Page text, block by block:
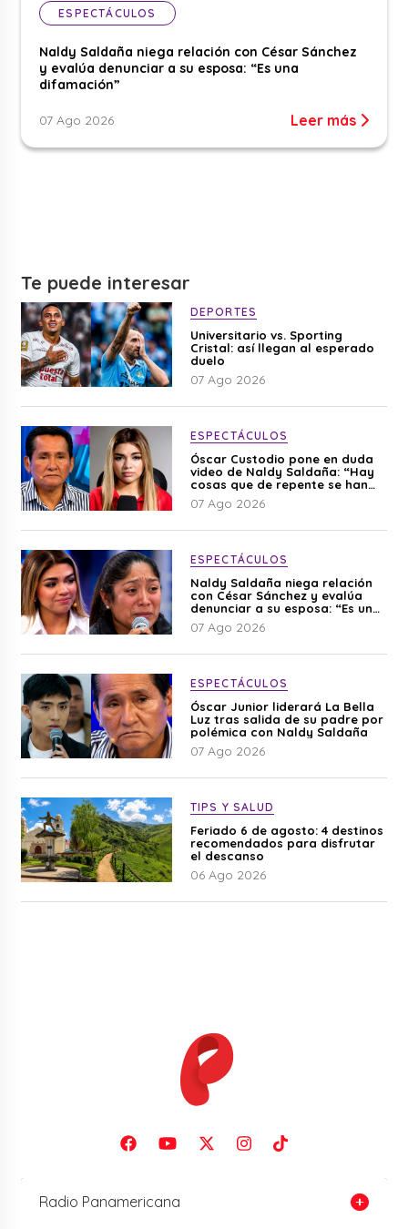
ESPECTÁCULOS
Naldy Saldaña niega relación con César Sánchez
y evalúa denunciar a su esposa: “Es una
difamación”
07 Ago 2026 Leer más
Te puede interesar
DEPORTES
Universitario vs. Sporting
Cristal: así llegan al esperado
duelo
07 Ago 2026
ESPECTÁCULOS
Óscar Custodio pone en duda
video de Naldy Saldaña: “Hay
cosas que de repente se han
editado”
07 Ago 2026
ESPECTÁCULOS
Naldy Saldaña niega relación
con César Sánchez y evalúa
denunciar a su esposa: “Es una
difamación”
07 Ago 2026
ESPECTÁCULOS
Óscar Junior liderará La Bella
Luz tras salida de su padre por
polémica con Naldy Saldaña
07 Ago 2026
TIPS Y SALUD
Feriado 6 de agosto: 4 destinos
recomendados para disfrutar
el descanso
06 Ago 2026
Radio Panamericana